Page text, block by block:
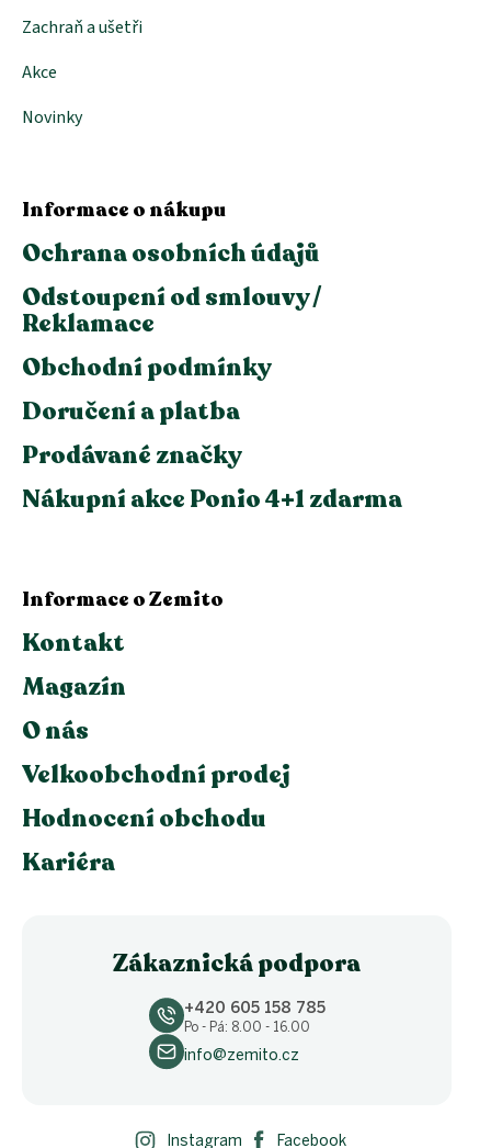
Zachraň a ušetři
Akce
Novinky
Informace o nákupu
Ochrana osobních údajů
Odstoupení od smlouvy /
Reklamace
Obchodní podmínky
Doručení a platba
Prodávané značky
Nákupní akce Ponio 4+1 zdarma
Informace o Zemito
Kontakt
Magazín
O nás
Velkoobchodní prodej
Hodnocení obchodu
Kariéra
Zákaznická podpora
+420 605 158 785
Po - Pá: 8.00 - 16.00
info@zemito.cz
Instagram Facebook